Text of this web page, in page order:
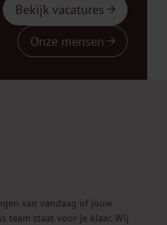
Bekijk vacatures
Onze mensen
van vandaag of jouw
team staat voor je klaar. Wij